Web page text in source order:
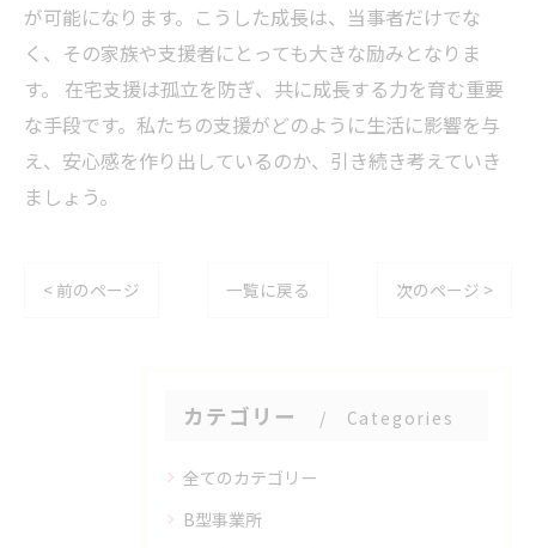
が可能になります。こうした成長は、当事者だけでな
く、その家族や支援者にとっても大きな励みとなりま
す。 在宅支援は孤立を防ぎ、共に成長する力を育む重要
な手段です。私たちの支援がどのように生活に影響を与
え、安心感を作り出しているのか、引き続き考えていき
ましょう。
< 前のページ 一覧に戻る 次のページ >
カテゴリー Categories
全てのカテゴリー
B型事業所